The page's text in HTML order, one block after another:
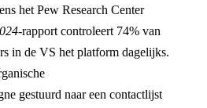
het Pew Research Center
-rapport controleert 74% van
in de VS het platform dagelijks.
gestuurd naar een contactlijst